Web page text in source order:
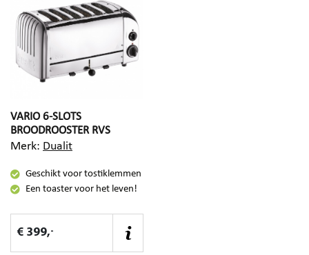
VARIO 6-SLOTS
BROODROOSTER RVS
Merk: Dualit
Geschikt voor tostiklemmen
Een toaster voor het leven!
€ 399,-